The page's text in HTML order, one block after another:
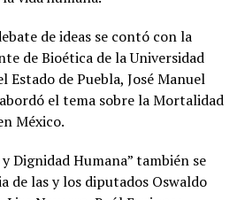
de ideas se contó con la
de Bioética de la Universidad
de Puebla, José Manuel
el tema sobre la Mortalidad
México.
Dignidad Humana” también se
de las y los diputados Oswaldo